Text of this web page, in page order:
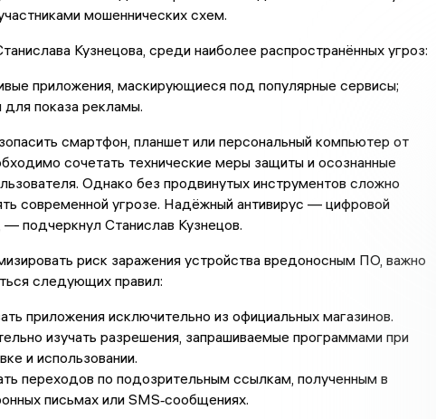
мошеннических схем.
Кузнецова, среди наиболее распространённых угроз:
приложения, маскирующиеся под популярные сервисы;
для показа рекламы.
смартфон, планшет или персональный компьютер от
сочетать технические меры защиты и осознанные
Однако без продвинутых инструментов сложно
современной угрозе. Надёжный антивирус — цифровой
— подчеркнул Станислав Кузнецов.
риск заражения устройства вредоносным ПО, важно
следующих правил:
приложения исключительно из официальных магазинов.
изучать разрешения, запрашиваемые программами при
и использовании.
переходов по подозрительным ссылкам, полученным в
письмах или SMS‑сообщениях.